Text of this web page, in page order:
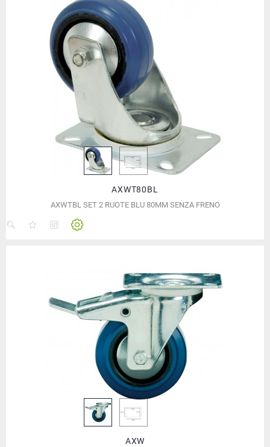
AXWT80BL
AXWTBL SET 2 RUOTE BLU 80MM SENZA FRENO
AXW